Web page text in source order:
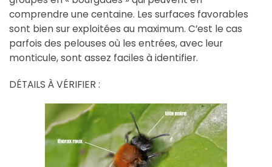
comprendre une centaine. Les surfaces favorables
sont bien sur exploitées au maximum. C’est le cas
parfois des pelouses où les entrées, avec leur
monticule, sont assez faciles à identifier.
DÉTAILS À VÉRIFIER :